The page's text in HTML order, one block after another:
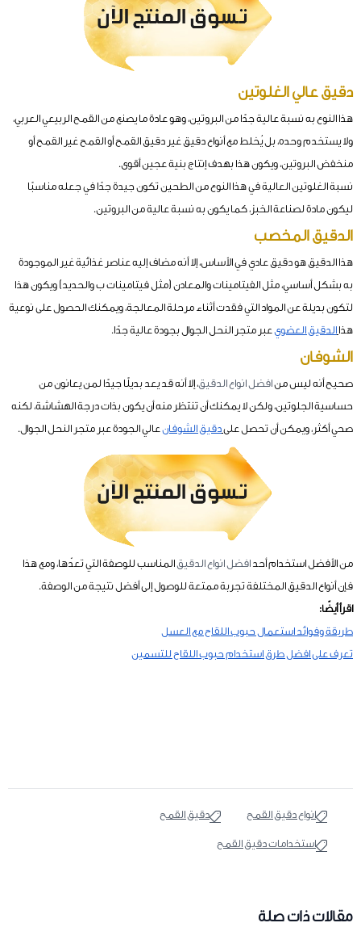
دقيق عالي الغلوتين
هذا النوع به نسبة عالية جدًا من البروتين، وهو عادة ما يصنع من القمح الربيعي العربي،
ولا يستخدم وحده، بل يُخلط مع أنواع دقيق غير دقيق القمح أو القمح غير القمح أو
منخفض البروتين، ويكون هذا بهدف إنتاج بنية عجين أقوى.
نسبة الغلوتين العالية في هذا النوع من الطحين تكون جيدة جدًا في جعله مناسبًا
ليكون مادة لصناعة الخبز، كما يكون به نسبة عالية من البروتين.
الدقيق المخصب
هذا الدقيق هو دقيق عادي في الأساس، إلا أنه مضاف إليه عناصر غذائية غير الموجودة
به بشكل أساسي، مثل الفيتامينات والمعادن (مثل فيتامينات ب والحديد) ويكون هذا
لتكون بديلة عن المواد التي فقدت أثناء مرحلة المعالجة، ويمكنك الحصول على نوعية
هذا الدقيق العضويعبر متجر النحل الجوال بجودة عالية جدًا.
الشوفان
صحيح أنه ليس منافضل انواع الدقيق، إلا أنه قد يعد بديلًا جيدًا لمن يعانون من
حساسية الجلوتين، ولكن لا يمكنك أن تنتظر منه أن يكون بذات درجة الهشاشة، لكنه
صحي أكثر، ويمكن أن تحصل علىدقيق الشوفانعالي الجودة عبر متجر النحل الجوال.
من الأفضل استخدام أحد افضل انواع الدقيقالمناسب للوصفة التي تعدّها، ومع هذا
فإن أنواع الدقيق المختلفة تجربة ممتعة للوصول إلى أفضل نتيجة من الوصفة.
اقرأ أيضًا:
طريقة وفوائد استعمال حبوب اللقاح مع العسل
تعرف على افضل طرق استخدام حبوب اللقاح للتسمين
انواع دقيق القمح دقيق القمح
استخدامات دقيق القمح
مقالات ذات صلة